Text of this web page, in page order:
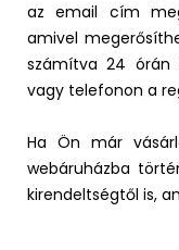
az email cím
amivel
számítva 24 órán
vagy telefonon a
Ha Ön már
webáruházba
kirendeltségtől is,